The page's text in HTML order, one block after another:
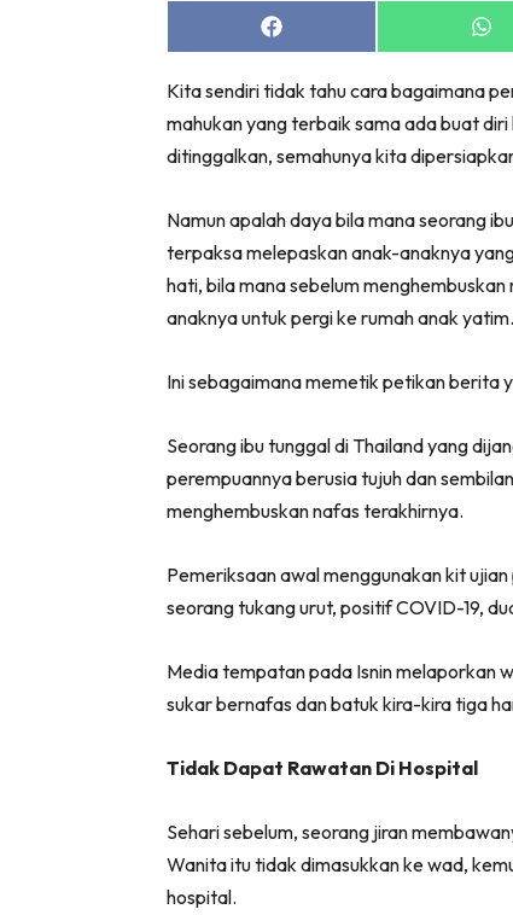
Share
on
on
Kita sendiri tidak tahu cara bagaimana
mahukan yang terbaik sama ada buat
ditinggalkan, semahunya kita
Namun apalah daya bila mana seorang
terpaksa melepaskan anak-anaknya
hati, bila mana sebelum
anaknya untuk pergi ke rumah anak yatim.
Ini sebagaimana memetik petikan berita
Seorang ibu tunggal di Thailand yang
perempuannya berusia tujuh dan
menghembuskan nafas terakhirnya.
Pemeriksaan awal menggunakan kit
seorang tukang urut, positif COVID-19,
Media tempatan pada Isnin melaporkan
sukar bernafas dan batuk kira-kira tiga
Tidak Dapat Rawatan Di Hospital
Sehari sebelum, seorang jiran
Wanita itu tidak dimasukkan ke wad,
hospital.